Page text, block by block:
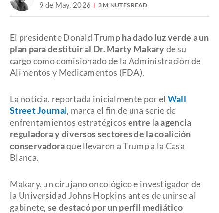
9 de May, 2026 3 MINUTES READ
El presidente Donald Trumpha dado luz verde a un
plan para destituir al Dr. Marty Makaryde su
cargo como comisionado de la Administración de
Alimentos y Medicamentos (FDA).
La noticia, reportada inicialmente por el Wall
Street Journal, marca el fin de una serie de
enfrentamientos estratégicos entre la agencia
reguladora y diversos sectores de la coalición
conservadoraque llevaron a Trump a la Casa
Blanca.
Makary, un cirujano oncológico e investigador de
la Universidad Johns Hopkins antes de unirse al
gabinete,se destacó por un perfil mediático